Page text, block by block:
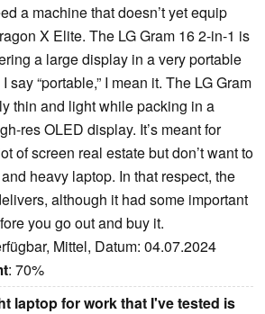
a machine that doesn’t yet equip
X Elite. The LG Gram 16 2-in-1 is
a large display in a very portable
“portable,” I mean it. The LG Gram
thin and light while packing in a
res OLED display. It’s meant for
of screen real estate but don’t want to
heavy laptop. In that respect, the
although it had some important
you go out and buy it.
Mittel, Datum: 04.07.2024
: 70%
laptop for work that I've tested is